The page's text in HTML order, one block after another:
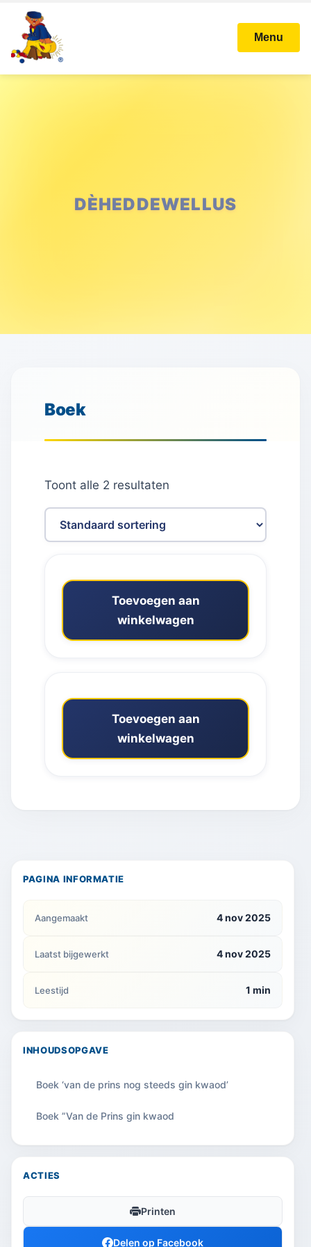
Menu
DÈHEDDEWELLUS
Boek
Toont alle 2 resultaten
Toevoegen aan
winkelwagen
Toevoegen aan
winkelwagen
PAGINA INFORMATIE
Aangemaakt 4 nov 2025
Laatst bijgewerkt 4 nov 2025
Leestijd 1 min
INHOUDSOPGAVE
Boek ‘van de prins nog steeds gin kwaod’
Boek ”Van de Prins gin kwaod
ACTIES
Printen
Delen op Facebook